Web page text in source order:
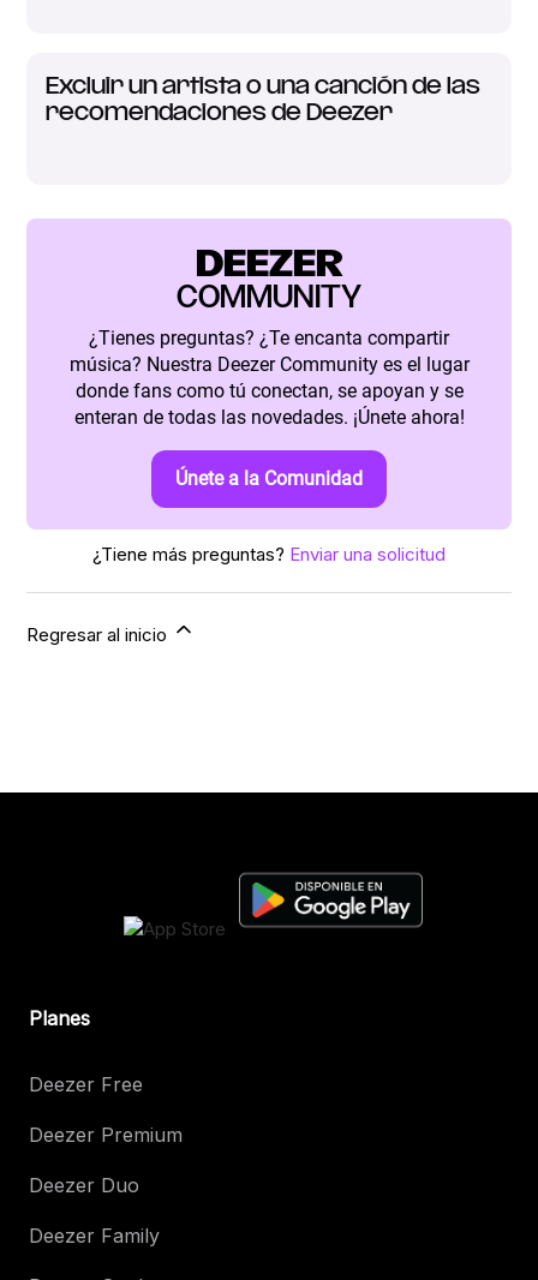
Excluir un artista o una canción de las
recomendaciones de Deezer
DEEZER
COMMUNITY
¿Tienes preguntas? ¿Te encanta compartir
música? Nuestra Deezer Community es el lugar
donde fans como tú conectan, se apoyan y se
enteran de todas las novedades. ¡Únete ahora!
Únete a la Comunidad
¿Tiene más preguntas? Enviar una solicitud
Regresar al inicio
Planes
Deezer Free
Deezer Premium
Deezer Duo
Deezer Family